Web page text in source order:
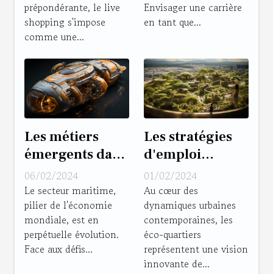
dynamique et
engageant
prépondérante, le live
shopping s'impose
comme une...
reconnu
Envisager une carrière
en tant que...
Les métiers
émergents dans
le secteur
maritime
06/02/2024
Le secteur maritime,
pilier de l'économie
mondiale, est en
perpétuelle évolution.
Face aux défis...
Les stratégies
d'emploi
innovantes dans
les entreprises
de l'éco-
quartier Ginko
01/02/2024
Au cœur des
dynamiques urbaines
contemporaines, les
éco-quartiers
représentent une vision
innovante de...